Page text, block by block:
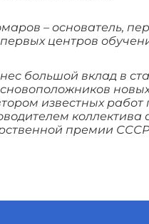
– основатель,
центров
большой вклад в
известных
коллектива
премии